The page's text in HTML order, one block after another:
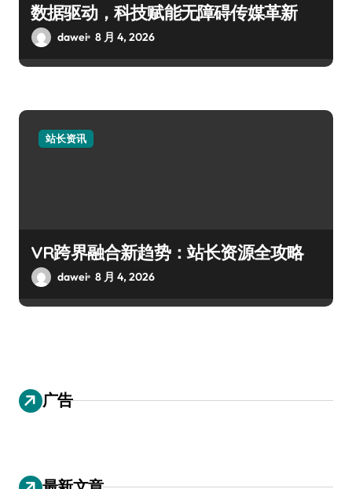
数据驱动，科技赋能无障碍传媒革新
dawei 8 月 4, 2026
站长资讯
VR跨界融合新趋势：站长资源全攻略
dawei 8 月 4, 2026
广告